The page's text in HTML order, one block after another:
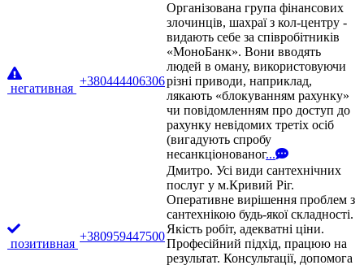
негативная
+380444406306
Організована група фінансових
злочинців, шахраї з кол-центру -
видають себе за співробітників
«МоноБанк». Вони вводять
людей в оману, використовуючи
різні приводи, наприклад,
лякають «блокуванням рахунку»
чи повідомленням про доступ до
рахунку невідомих третіх осіб
(вигадують спробу
несанкціонованог...
позитивная
+380959447500
Дмитро. Усі види сантехнічних
послуг у м.Кривий Ріг.
Оперативне вирішення проблем з
сантехнікою будь-якої складності.
Якість робіт, адекватні ціни.
Професійний підхід, працюю на
результат. Консультації, допомога